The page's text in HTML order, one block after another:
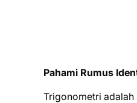
Pahami Rumus
Trigonometri adalah